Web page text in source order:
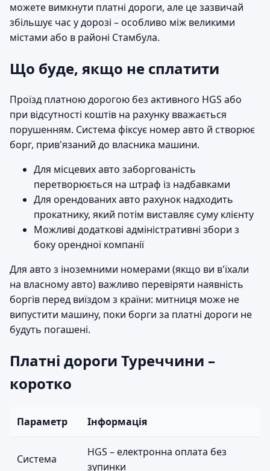
можете вимкнути платні дороги, але це зазвичай
збільшує час у дорозі – особливо між великими
містами або в районі Стамбула.
Що буде, якщо не сплатити
Проїзд платною дорогою без активного HGS або
при відсутності коштів на рахунку вважається
порушенням. Система фіксує номер авто й створює
борг, прив'язаний до власника машини.
Для місцевих авто заборгованість
перетворюється на штраф із надбавками
Для орендованих авто рахунок надходить
прокатнику, який потім виставляє суму клієнту
Можливі додаткові адміністративні збори з
боку орендної компанії
Для авто з іноземними номерами (якщо ви в'їхали
на власному авто) важливо перевіряти наявність
боргів перед виїздом з країни: митниця може не
випустити машину, поки борги за платні дороги не
будуть погашені.
Платні дороги Туреччини –
коротко
Параметр Інформація
Система
HGS – електронна оплата без
зупинки